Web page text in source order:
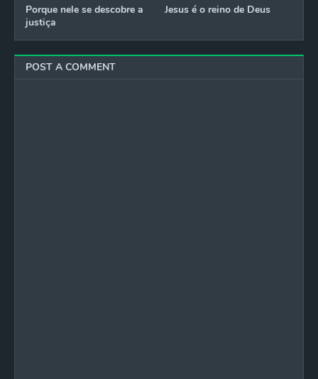
Porque nele se descobre a
justiça
Jesus é o reino de Deus
POST A COMMENT